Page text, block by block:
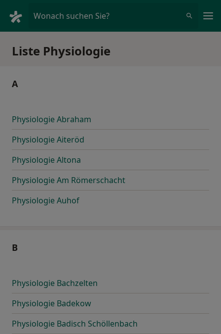
Wonach suchen Sie?
Liste Physiologie
A
Physiologie Abraham
Physiologie Aiteröd
Physiologie Altona
Physiologie Am Römerschacht
Physiologie Auhof
B
Physiologie Bachzelten
Physiologie Badekow
Physiologie Badisch Schöllenbach